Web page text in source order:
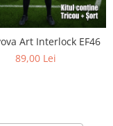
Art Interlock EF46
89,00 Lei